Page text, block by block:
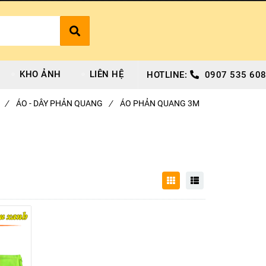
KHO ẢNH LIÊN HỆ HOTLINE: 0907 535
/ ÁO - DÂY PHẢN QUANG / ÁO PHẢN QUANG 3M